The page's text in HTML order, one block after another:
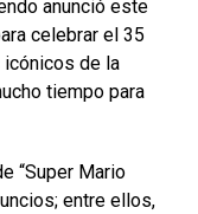
anunció este
celebrar el 35
icónicos de la
tiempo para
“Super Mario
entre ellos,